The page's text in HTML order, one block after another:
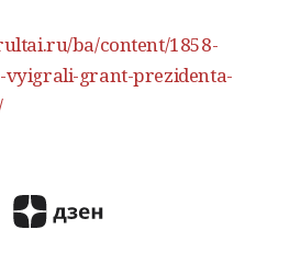
ba/content/1858-
grant-prezidenta-